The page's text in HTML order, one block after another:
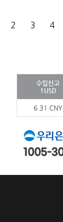
2 3 4
수입신고
1USD
6.31 CNY